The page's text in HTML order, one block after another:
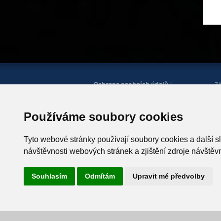
Používáme soubory cookies
Tyto webové stránky používají soubory cookies a další
návštěvnosti webových stránek a zjištění zdroje
Souhlasím Odmítám Upravit mé předvolby
Ochrana osobních údajů|
543 51 Špindlerův Mlýn 260,
T +420 499 433 230
Vyrobil Simopt, s.r.o., 2026